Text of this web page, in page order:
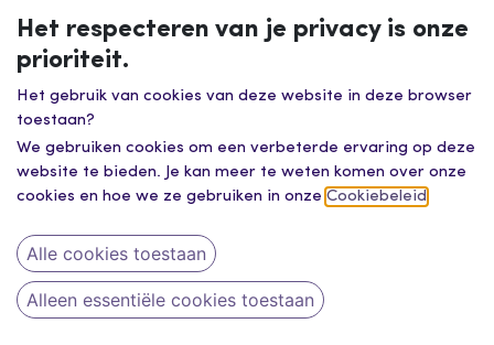
Het respecteren van je privacy is onze
prioriteit.
Het gebruik van cookies van deze website in deze browser
toestaan?
We gebruiken cookies om een verbeterde ervaring op deze
website te bieden. Je kan meer te weten komen over onze
cookies en hoe we ze gebruiken in onze Cookiebeleid
Alle cookies toestaan
Alleen essentiële cookies toestaan